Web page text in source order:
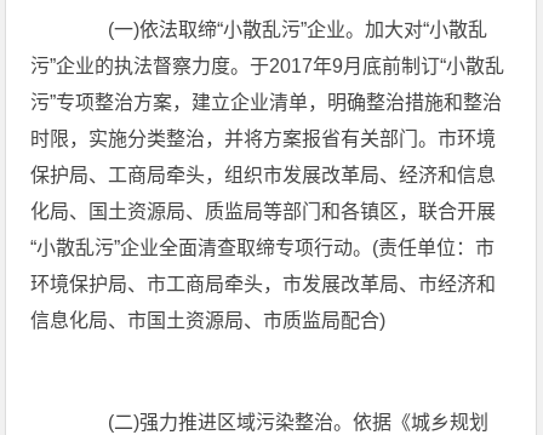
(一)依法取缔“小散乱污”企业。加大对“小散乱
污”企业的执法督察力度。于2017年9月底前制订“小散乱
污”专项整治方案，建立企业清单，明确整治措施和整治
时限，实施分类整治，并将方案报省有关部门。市环境
保护局、工商局牵头，组织市发展改革局、经济和信息
化局、国土资源局、质监局等部门和各镇区，联合开展
“小散乱污”企业全面清查取缔专项行动。(责任单位：市
环境保护局、市工商局牵头，市发展改革局、市经济和
信息化局、市国土资源局、市质监局配合)
(二)强力推进区域污染整治。依据《城乡规划